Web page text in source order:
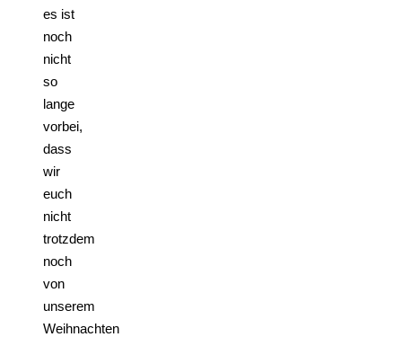
es ist
noch
nicht
so
lange
vorbei,
dass
wir
euch
nicht
trotzdem
noch
von
unserem
Weihnachten